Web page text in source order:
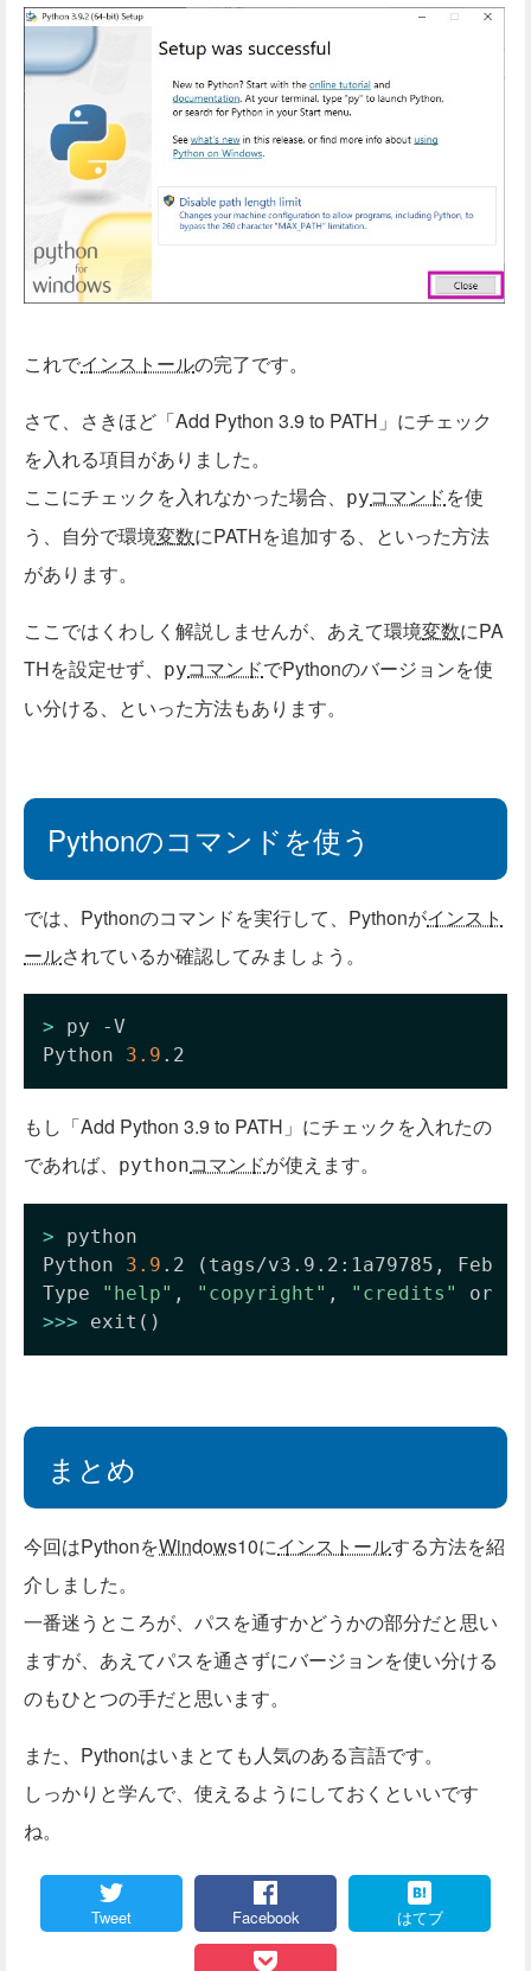
これでインストールの完了です。
さて、さきほど「Add Python 3.9 to PATH」にチェック
を入れる項目がありました。
ここにチェックを入れなかった場合、
pyコマンドを使
う、自分で環境変数にPATHを追加する、といった方法
があります。
ここではくわしく解説しませんが、あえて環境変数にPA
THを設定せず、
pyコマンドでPythonのバージョンを使
い分ける、といった方法もあります。
Pythonのコマンドを使う
では、Pythonのコマンドを実行して、Pythonがインスト
ールされているか確認してみましょう。
> py -V
Python 3.9 .2
もし「Add Python 3.9 to PATH」にチェックを入れたの
であれば、
pythonコマンドが使えます。
> python
Python 3.9 .2 ( tags/v3.9.2:1a79785, Feb
Type
"help" , "copyright" , "credits" or
>>> exit ( )
まとめ
今回はPythonをWindows10にインストールする方法を紹
介しました。
一番迷うところが、パスを通すかどうかの部分だと思い
ますが、あえてパスを通さずにバージョンを使い分ける
のもひとつの手だと思います。
また、Pythonはいまとても人気のある言語です。
しっかりと学んで、使えるようにしておくといいです
ね。
Tweet Facebook はてブ